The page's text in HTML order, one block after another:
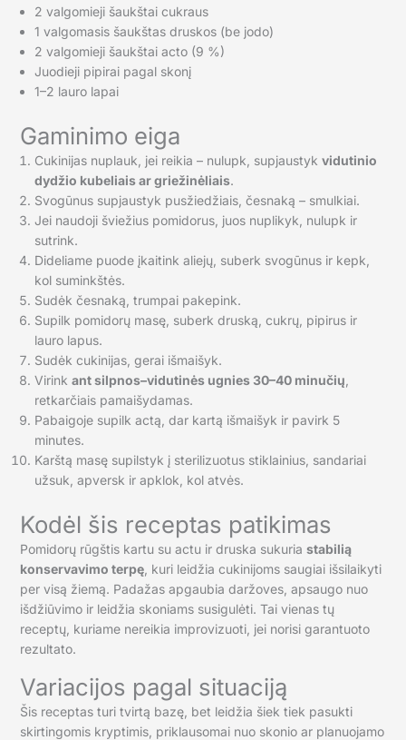
2 valgomieji šaukštai cukraus
1 valgomasis šaukštas druskos (be jodo)
2 valgomieji šaukštai acto (9 %)
Juodieji pipirai pagal skonį
1–2 lauro lapai
Gaminimo eiga
Cukinijas nuplauk, jei reikia – nulupk, supjaustyk vidutinio
dydžio kubeliais ar griežinėliais.
Svogūnus supjaustyk pusžiedžiais, česnaką – smulkiai.
Jei naudoji šviežius pomidorus, juos nuplikyk, nulupk ir
sutrink.
Dideliame puode įkaitink aliejų, suberk svogūnus ir kepk,
kol suminkštės.
Sudėk česnaką, trumpai pakepink.
Supilk pomidorų masę, suberk druską, cukrų, pipirus ir
lauro lapus.
Sudėk cukinijas, gerai išmaišyk.
Virink ant silpnos–vidutinės ugnies 30–40 minučių
retkarčiais pamaišydamas.
Pabaigoje supilk actą, dar kartą išmaišyk ir pavirk 5
minutes.
Karštą masę supilstyk į sterilizuotus stiklainius, sandariai
užsuk, apversk ir apklok, kol atvės.
Kodėl šis receptas patikimas
Pomidorų rūgštis kartu su actu ir druska sukuria stabilią
konservavimo terpę, kuri leidžia cukinijoms saugiai išsilaikyti
per visą žiemą. Padažas apgaubia daržoves, apsaugo nuo
išdžiūvimo ir leidžia skoniams susigulėti. Tai vienas tų
receptų, kuriame nereikia improvizuoti, jei norisi garantuoto
rezultato.
Variacijos pagal situaciją
Šis receptas turi tvirtą bazę, bet leidžia šiek tiek pasukti
skirtingomis kryptimis, priklausomai nuo skonio ar planuojamo